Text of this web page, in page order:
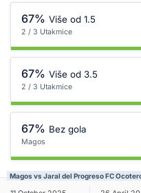
67% Više od 1.5
2 / 3 Utakmice
67% Više od 3.5
2 / 3 Utakmice
67% Bez gola
Magos
Magos vs Jaral del Progreso FC